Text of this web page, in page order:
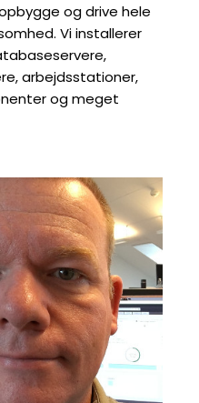
og drive hele
Vi installerer
arbejdsstationer,
og meget